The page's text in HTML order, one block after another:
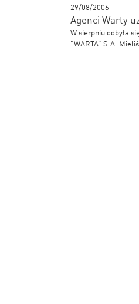
29/08/2006
Agenci Warty
W sierpniu odbyła
"WARTA" S.A.